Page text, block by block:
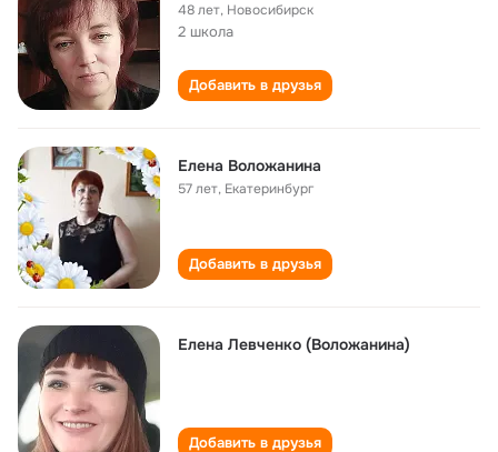
48 лет, Новосибирск
2 школа
Добавить в друзья
Елена Воложанина
57 лет, Екатеринбург
Добавить в друзья
Елена Левченко (Воложанина)
Добавить в друзья